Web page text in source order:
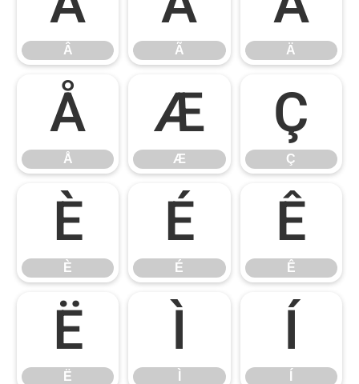
Â Ã Ä
Å
Å
Æ
Æ
Ç
Ç
È
È
É
É
Ê
Ê
Ë
Ë
Ì Í